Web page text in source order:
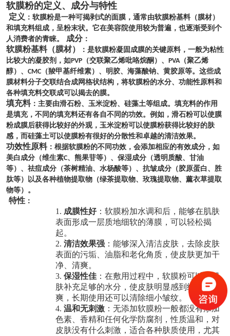
软膜粉的定义、成分与特性
定义 ：软膜粉是一种可揭剥式的面膜，通常由软膜粉基料（膜材）
和填充料组成，呈粉末状。它在美容院使用较为普遍，也逐渐受到个
人消费者的青睐。
成分：
软膜粉基料（膜材）
：是软膜粉凝固成膜的关键原料，一般为粘性
比较大的凝胶剂，如PVP（交联聚乙烯吡咯烷酮）、 PVA（聚乙烯
醇）、 CMC（羧甲基纤维素）、明胶、海藻酸钠、黄胶原等。这些成
膜材料分子交联结合成网格状结构，将软膜粉的水分、功能性原料和
各种填充料交联成可以揭去的膜。
填充料：主要由滑石粉、玉米淀粉、硅藻土等组成。填充料的作用
是填充，不同的填充料还有各自不同的功效。例如，滑石粉可以使膜
粉成膜后获得比较好的外观，玉米淀粉可以使膜粉获得比较好的肤
感，而硅藻土可以使膜粉有很好的分散性和卓越的清洁效果。
功效性原料：根据软膜粉的不同功效，会添加相应的有效成分，如
美白成分（维生素C、熊果苷等）、保湿成分（透明质酸、甘油
等）、祛痘成分（茶树精油、水杨酸等）、抗皱成分（胶原蛋白、胜
肽等）以及各种植物提取物（绿茶提取物、玫瑰提取物、薰衣草提取
物等）。
特性：
1. 成膜性好：软膜粉加水调和后，能够在肌肤
表面形成一层质地细软的薄膜，可以轻松揭
起。
2. 清洁效果强：能够深入清洁皮肤，去除皮肤
表面的污垢、油脂和老化角质，使皮肤更加干
净、清爽。
3. 保湿性佳：在敷用过程中，软膜粉可以为肌
肤补充足够的水分，使皮肤明显感到细嫩滑
爽，长期使用还可以清除细小皱纹。
4. 温和无刺激：无添加软膜粉一般都没有添加
色素、香精和任何化学防腐剂，性质温和，对
皮肤没有什么刺激，适合各种肤质使用，尤其